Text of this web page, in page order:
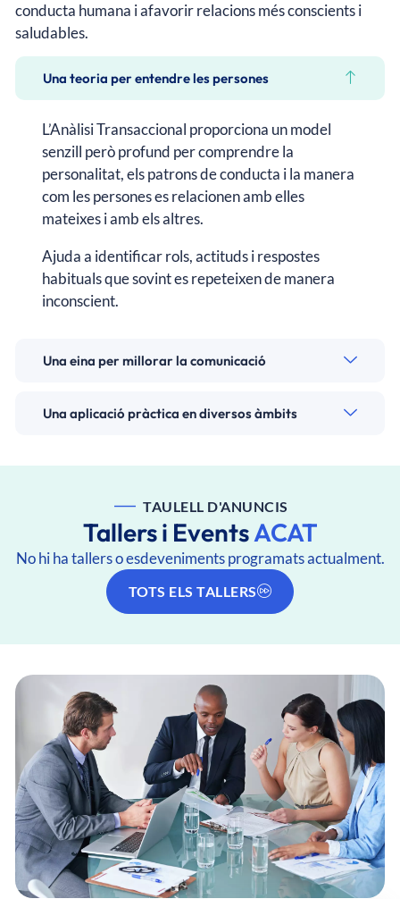
conducta humana i afavorir relacions més conscients i
saludables.
Una teoria per entendre les persones
L’Anàlisi Transaccional proporciona un model
senzill però profund per comprendre la
personalitat, els patrons de conducta i la manera
com les persones es relacionen amb elles
mateixes i amb els altres.
Ajuda a identificar rols, actituds i respostes
habituals que sovint es repeteixen de manera
inconscient.
Una eina per millorar la comunicació
Una aplicació pràctica en diversos àmbits
TAULELL D'ANUNCIS
Tallers i EventsACAT
No hi ha tallers o esdeveniments programats actualment.
TOTS ELS TALLERS